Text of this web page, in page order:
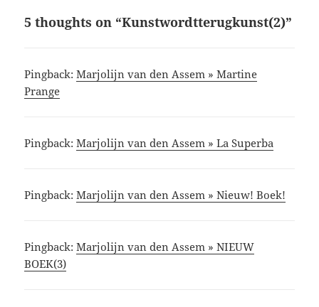
5 thoughts on “Kunstwordtterugkunst(2)”
Pingback:Marjolijn van den Assem » Martine
Prange
Pingback:Marjolijn van den Assem » La Superba
Pingback:Marjolijn van den Assem » Nieuw! Boek!
Pingback:Marjolijn van den Assem » NIEUW
BOEK(3)